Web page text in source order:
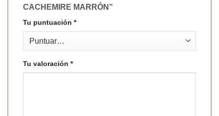
CACHEMIRE MARRÓN”
Tu puntuación *
Tu valoración *